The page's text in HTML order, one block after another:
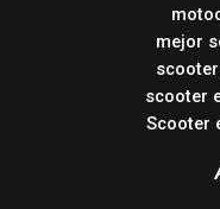
mejor
scooter
Scooter